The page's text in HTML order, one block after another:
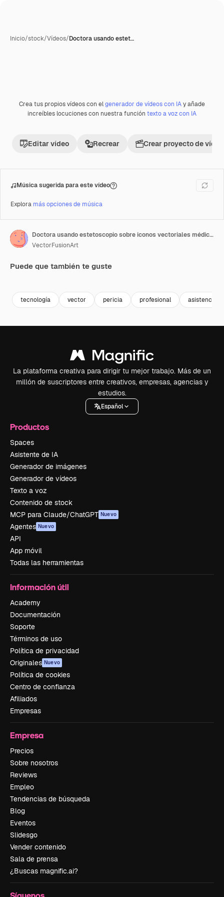
Inicio/stock/Vídeos/Doctora usando estet…
PremiumGenerada con IA
Crea tus propios vídeos con elgenerador de vídeos con IAy añade
increíbles locuciones con nuestra función texto a voz con IA
Editar vídeo Recrear Crear proyecto de vídeo
Música sugerida para este vídeo
Explora más opciones de música
Doctora usando estetoscopio sobre iconos vectoriales médicos
VectorFusionArt
Puede que también te guste
tecnología vector pericia profesional asistencia
La plataforma creativa para dirigir tu mejor trabajo. Más de un
millón de suscriptores entre creativos, empresas, agencias y
estudios.
Español
Productos
Spaces
Asistente de IA
Generador de imágenes
Generador de vídeos
Texto a voz
Contenido de stock
MCP para Claude/ChatGPT Nuevo
Agentes Nuevo
API
App móvil
Todas las herramientas
Información útil
Academy
Documentación
Soporte
Términos de uso
Política de privacidad
Originales Nuevo
Política de cookies
Centro de confianza
Afiliados
Empresas
Empresa
Precios
Sobre nosotros
Reviews
Empleo
Tendencias de búsqueda
Blog
Eventos
Slidesgo
Vender contenido
Sala de prensa
¿Buscas magnific.ai?